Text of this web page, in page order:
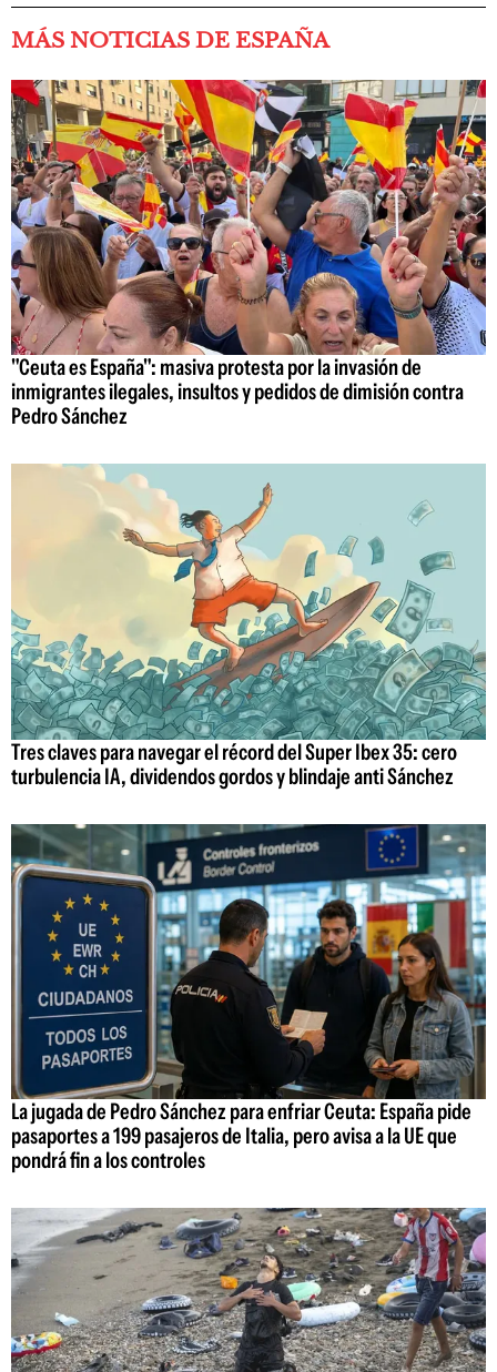
MÁS NOTICIAS DE ESPAÑA
"Ceuta es España": masiva protesta por la invasión de
inmigrantes ilegales, insultos y pedidos de dimisión contra
Pedro Sánchez
Tres claves para navegar el récord del Super Ibex 35: cero
turbulencia IA, dividendos gordos y blindaje anti Sánchez
La jugada de Pedro Sánchez para enfriar Ceuta: España pide
pasaportes a 199 pasajeros de Italia, pero avisa a la UE que
pondrá fin a los controles